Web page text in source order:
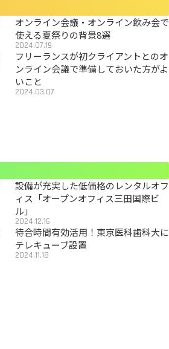
オンライン会議・オンライン飲み会で
使える夏祭りの背景8選
2024.07.19
フリーランスが初クライアントとのオ
ンライン会議で準備しておいた方がよ
いこと
2024.03.07
設備が充実した低価格のレンタルオフ
ィス「オープンオフィス三田国際ビ
ル」
2024.12.16
待合時間有効活用！東京医科歯科大に
テレキューブ設置
2024.11.18